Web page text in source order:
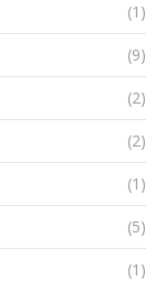
(1)
(9)
(2)
(2)
(1)
(5)
(1)